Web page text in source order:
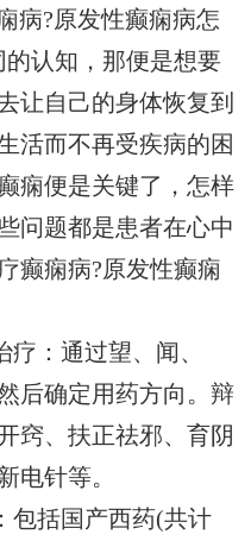
病?原发性癫痫病怎
认知，那便是想要
让自己的身体恢复到
活而不再受疾病的困
痫便是关键了，怎样
问题都是患者在心中
癫痫病?原发性癫痫
：通过望、闻、
后确定用药方向。辩
窍、扶正祛邪、育阴
电针等。
包括国产西药(共计